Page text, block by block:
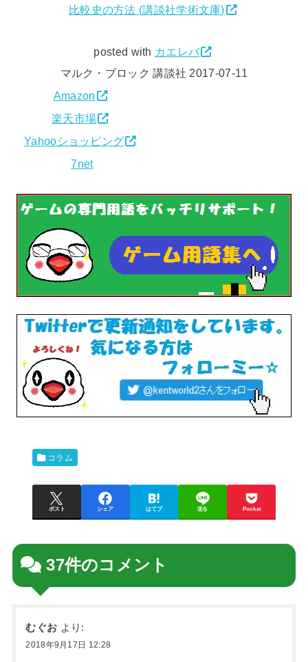
比較史の方法 (講談社学術文庫)
posted with カエレバ
マルク・ブロック 講談社 2017-07-11
Amazon
楽天市場
Yahooショッピング
7net
コラム
ポスト シェア はてブ 送る Pocket
37件のコメント
むぐお より:
2018年9月17日 12:28